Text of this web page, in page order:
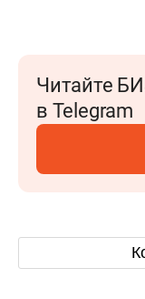
Читайте
в Telegram